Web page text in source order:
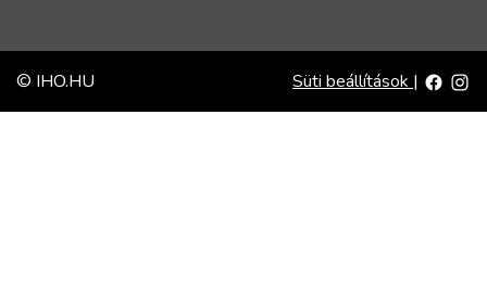
© IHO.HU Süti beállítások |